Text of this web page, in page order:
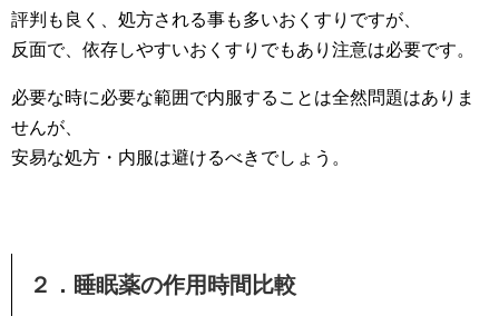
評判も良く、処方される事も多いおくすりですが、
反面で、依存しやすいおくすりでもあり注意は必要です。
必要な時に必要な範囲で内服することは全然問題はありま
せんが、
安易な処方・内服は避けるべきでしょう。
２．睡眠薬の作用時間比較